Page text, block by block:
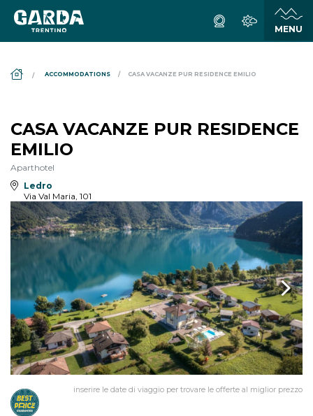
ACCOMMODATIONS CASA VACANZE PUR RESIDENCE EMILIO
CASA VACANZE PUR RESIDENCE
EMILIO
Aparthotel
Ledro
Via Val Maria, 101
inserire le date di viaggio per trovare le offerte al miglior prezzo